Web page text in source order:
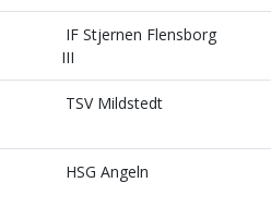
IF Stjernen Flensborg
III
TSV Mildstedt
HSG Angeln